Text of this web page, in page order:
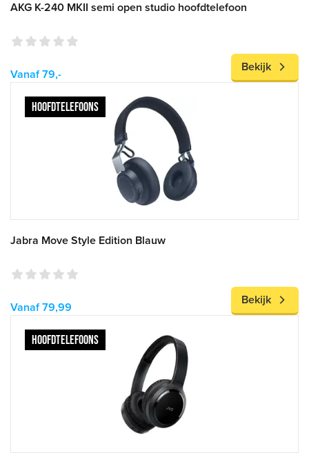
AKG K-240 MKII semi open studio hoofdtelefoon
Vanaf 79,-
Bekijk
HOOFDTELEFOONS
Jabra Move Style Edition Blauw
Vanaf 79,99
Bekijk
HOOFDTELEFOONS